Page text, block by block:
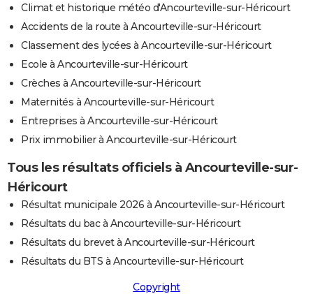
Climat et historique météo d'Ancourteville-sur-Héricourt
Accidents de la route à Ancourteville-sur-Héricourt
Classement des lycées à Ancourteville-sur-Héricourt
Ecole à Ancourteville-sur-Héricourt
Crèches à Ancourteville-sur-Héricourt
Maternités à Ancourteville-sur-Héricourt
Entreprises à Ancourteville-sur-Héricourt
Prix immobilier à Ancourteville-sur-Héricourt
Tous les résultats officiels à Ancourteville-sur-
Héricourt
Résultat municipale 2026 à Ancourteville-sur-Héricourt
Résultats du bac à Ancourteville-sur-Héricourt
Résultats du brevet à Ancourteville-sur-Héricourt
Résultats du BTS à Ancourteville-sur-Héricourt
Copyright